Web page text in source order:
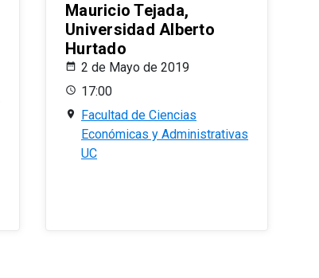
Mauricio Tejada,
Universidad Alberto
Hurtado
2 de Mayo de 2019
17:00
Facultad de Ciencias
Económicas y Administrativas
UC